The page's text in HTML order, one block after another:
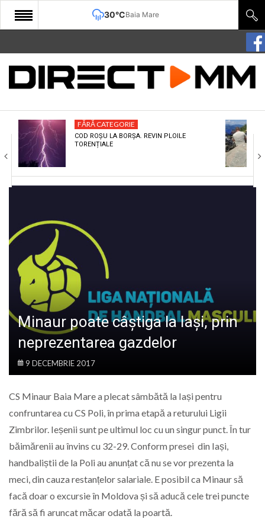
30°CBaia Mare
START
COMUNITATE
CULTURA
ECONOMIE
SANATATE
SPECIAL
POLITIC
FĂRĂ CATEGORIE
COD ROȘU LA BORȘA. REVIN PLOILE
TORENȚIALE
Minaur poate câștiga la Iași, prin
neprezentarea gazdelor
9 DECEMBRIE 2017
CS Minaur Baia Mare a plecat sâmbătă la Iași pentru
confruntarea cu CS Poli, în prima etapă a returului Ligii
Zimbrilor. Ieșenii sunt pe ultimul loc cu un singur punct. În tur
băimărenii au învins cu 32-29. Conform presei din Iași,
handbaliștii de la Poli au anunțat că nu se vor prezenta la
meci, din cauza restanțelor salariale. E posibil ca Minaur să
facă doar o excursie în Moldova și să aducă cele trei puncte
fără să fi aruncat măcar odată la poartă.